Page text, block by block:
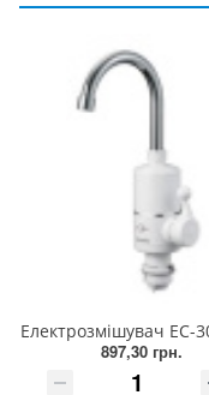
897,30 грн.